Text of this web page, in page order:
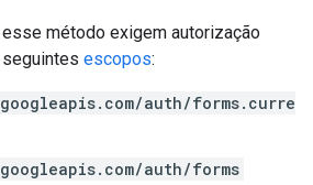
método exigem autorização
escopos:
auth/forms.curre
auth/forms